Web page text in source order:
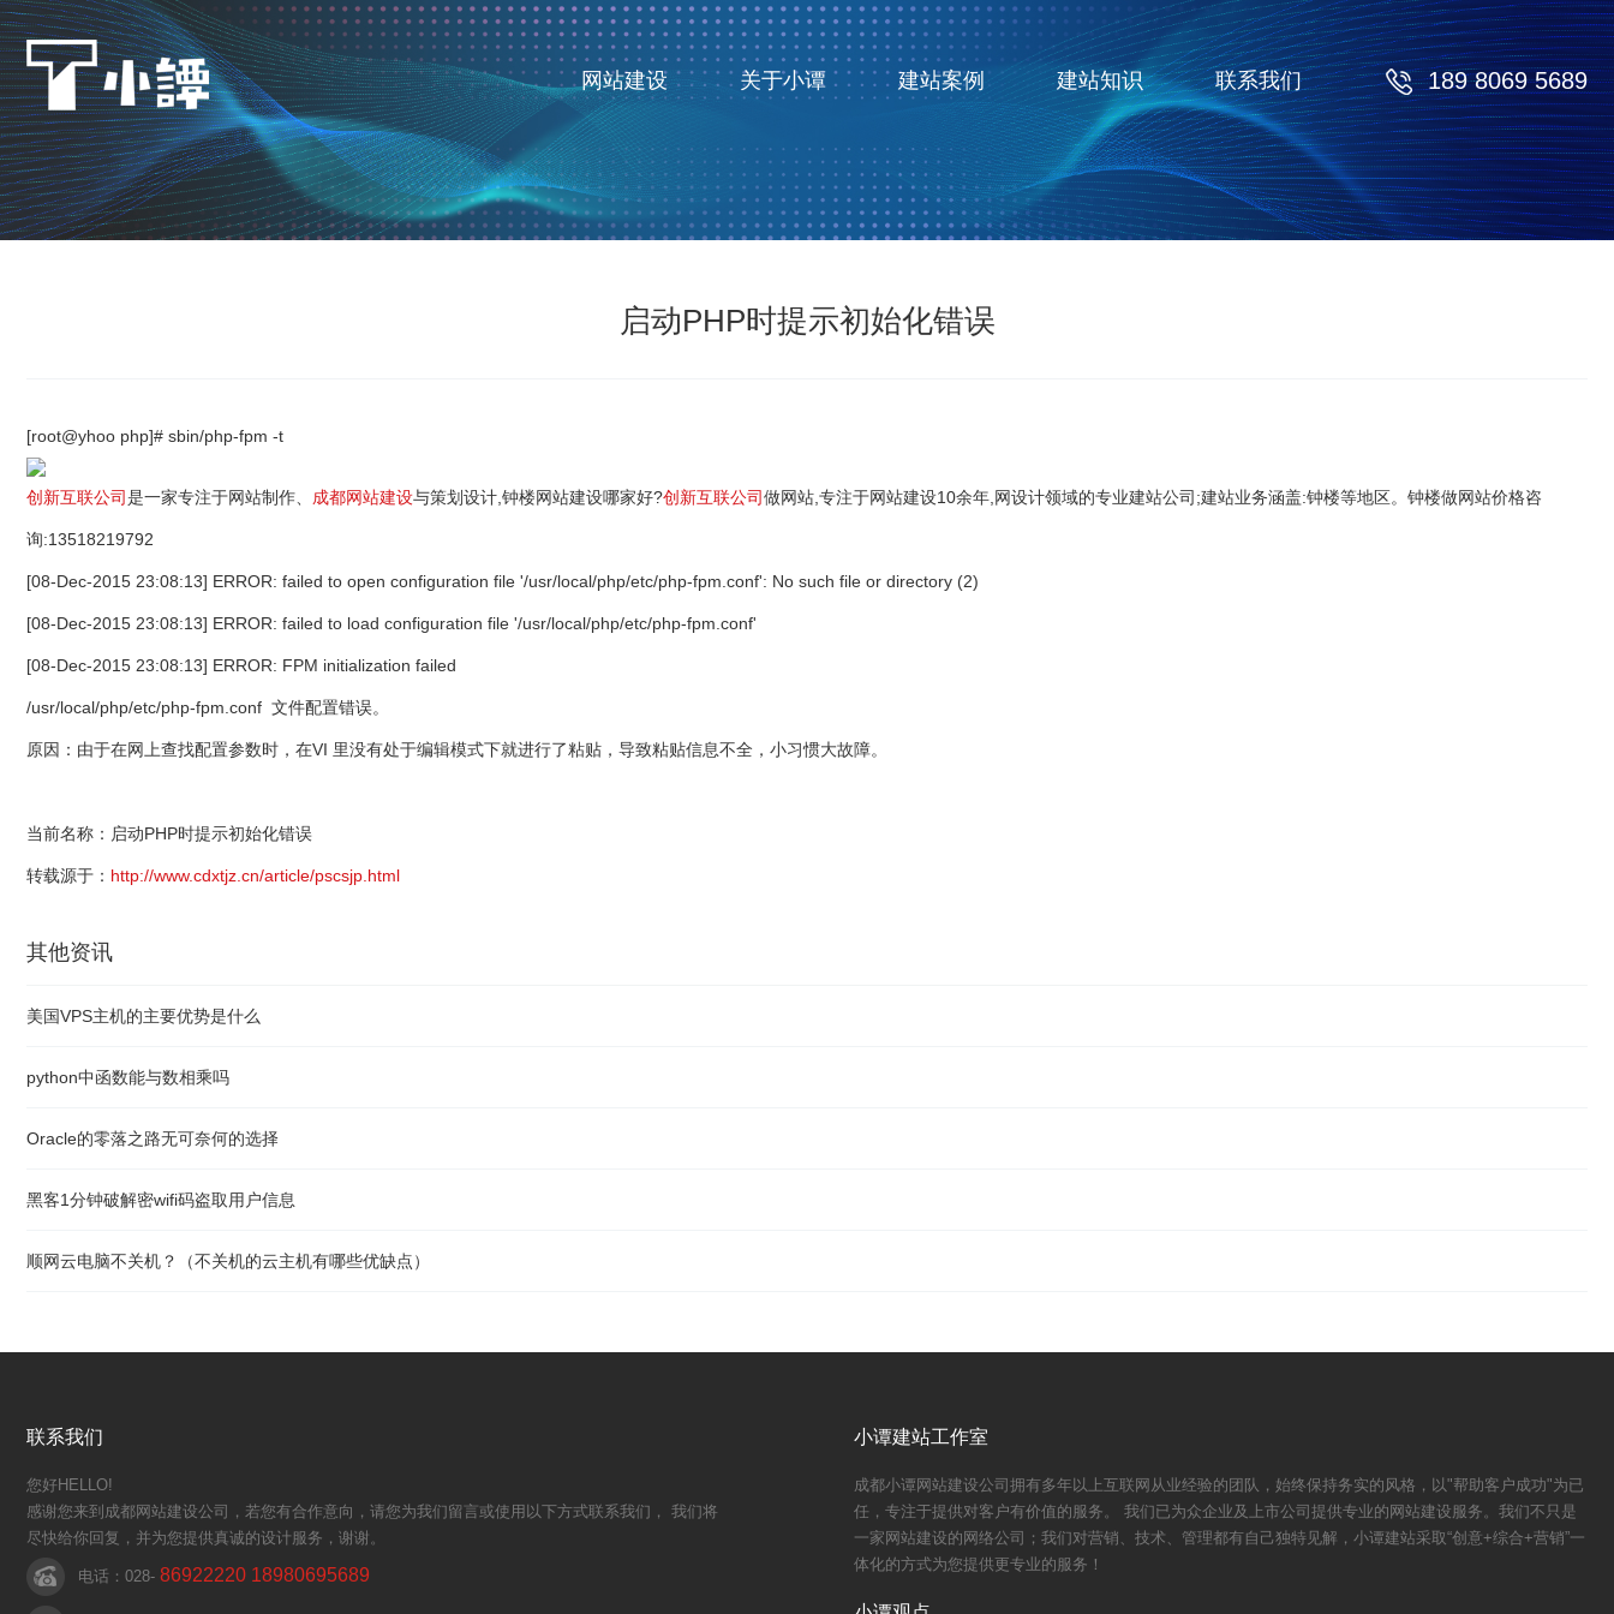
网站建设 关于小谭 建站案例 建站知识 联系我们 189 8069 5689
启动PHP时提示初始化错误
[root@yhoo php]# sbin/php-fpm -t
创新互联公司是一家专注于网站制作、 成都网站建设与策划设计,钟楼网站建设哪家好?创新互联公司做网站,专注于网站建设10余年,网设计领域的专业建站公司;建站业务涵盖:钟楼等地区。钟楼做网站价格咨
询:13518219792
[08-Dec-2015 23:08:13] ERROR: failed to open configuration file '/usr/local/php/etc/php-fpm.conf': No such file or directory (2)
[08-Dec-2015 23:08:13] ERROR: failed to load configuration file '/usr/local/php/etc/php-fpm.conf'
[08-Dec-2015 23:08:13] ERROR: FPM initialization failed
/usr/local/php/etc/php-fpm.conf 文件配置错误。
原因：由于在网上查找配置参数时，在VI 里没有处于编辑模式下就进行了粘贴，导致粘贴信息不全，小习惯大故障。
当前名称：启动PHP时提示初始化错误
转载源于： http://www.cdxtjz.cn/article/pscsjp.html
其他资讯
美国VPS主机的主要优势是什么
python中函数能与数相乘吗
Oracle的零落之路无可奈何的选择
黑客1分钟破解密wifi码盗取用户信息
顺网云电脑不关机？（不关机的云主机有哪些优缺点）
联系我们
您好HELLO!
感谢您来到成都网站建设公司，若您有合作意向，请您为我们留言或使用以下方式联系我们， 我们将
尽快给你回复，并为您提供真诚的设计服务，谢谢。
电话：028- 86922220 18980695689
小谭建站工作室
成都小谭网站建设公司拥有多年以上互联网从业经验的团队，始终保持务实的风格，以"帮助客户成功"为已
任，专注于提供对客户有价值的服务。 我们已为众企业及上市公司提供专业的网站建设服务。我们不只是
一家网站建设的网络公司；我们对营销、技术、管理都有自己独特见解，小谭建站采取“创意+综合+营销”一
体化的方式为您提供更专业的服务！